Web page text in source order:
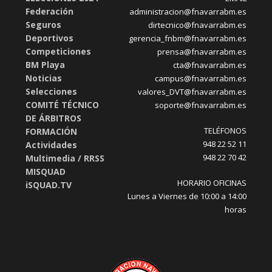
Federación
Seguros
Deportivos
Competiciones
BM Playa
Noticias
Selecciones
COMITÉ TÉCNICO
DE ÁRBITROS
FORMACIÓN
Actividades
Multimedia / RRSS
MISQUAD
iSQUAD.TV
administracion@fnavarrabm.es
dirtecnico@fnavarrabm.es
gerencia_fnbm@fnavarrabm.es
prensa@fnavarrabm.es
cta@fnavarrabm.es
campus@fnavarrabm.es
valores_DVT@fnavarrabm.es
soporte@fnavarrabm.es
TELÉFONOS
948 22 52 11
948 22 70 42
HORARIO OFICINAS
Lunes a Viernes de 10:00 a 14:00
horas